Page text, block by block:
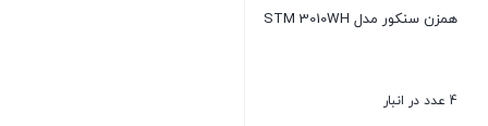
همزن سنکور مدل STM 3010WH
4 عدد در انبار